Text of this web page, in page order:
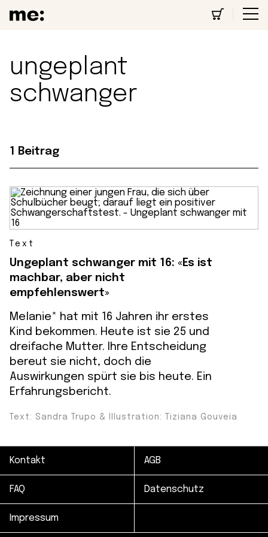
ungeplant
schwanger
1 Beitrag
Text
Ungeplant schwanger mit 16: «Es ist
machbar, aber nicht
empfehlenswert»
Melanie* hat mit 16 Jahren ihr erstes
Kind bekommen. Heute ist sie 25 und
dreifache Mutter. Ihre Entscheidung
bereut sie nicht, doch die
Auswirkungen spürt sie bis heute. Ein
Erfahrungsbericht.
Text: Sandra Trupo & Illustration: Tiziana Gouveia
Kontakt AGB
FAQ Datenschutz
Impressum